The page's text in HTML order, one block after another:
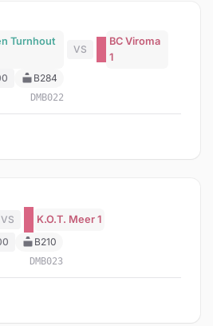
Turnhout
VS
BC Viroma
1
B284
DMB022
VS
K.O.T. Meer 1
B210
DMB023